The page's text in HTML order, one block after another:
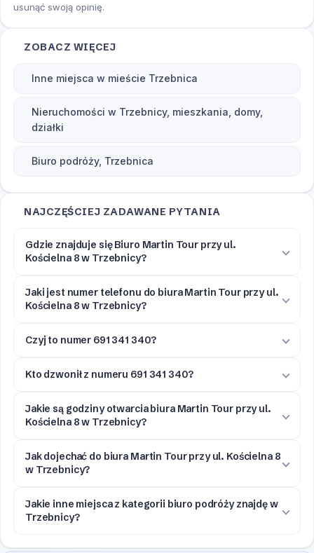
usunąć swoją opinię.
ZOBACZ WIĘCEJ
Inne miejsca w mieście Trzebnica
Nieruchomości w Trzebnicy, mieszkania, domy,
działki
Biuro podróży, Trzebnica
NAJCZĘŚCIEJ ZADAWANE PYTANIA
Gdzie znajduje się Biuro Martin Tour przy ul.
Kościelna 8 w Trzebnicy?
Jaki jest numer telefonu do biura Martin Tour przy ul.
Kościelna 8 w Trzebnicy?
Czyj to numer 691 341 340?
Kto dzwonił z numeru 691 341 340?
Jakie są godziny otwarcia biura Martin Tour przy ul.
Kościelna 8 w Trzebnicy?
Jak dojechać do biura Martin Tour przy ul. Kościelna 8
w Trzebnicy?
Jakie inne miejsca z kategorii biuro podróży znajdę w
Trzebnicy?